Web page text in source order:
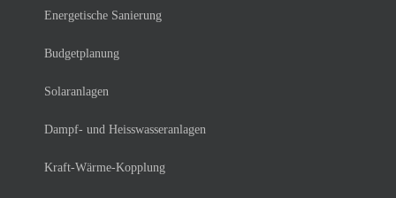
Energetische Sanierung
Budgetplanung
Solaranlagen
Dampf- und Heisswasseranlagen
Kraft-Wärme-Kopplung